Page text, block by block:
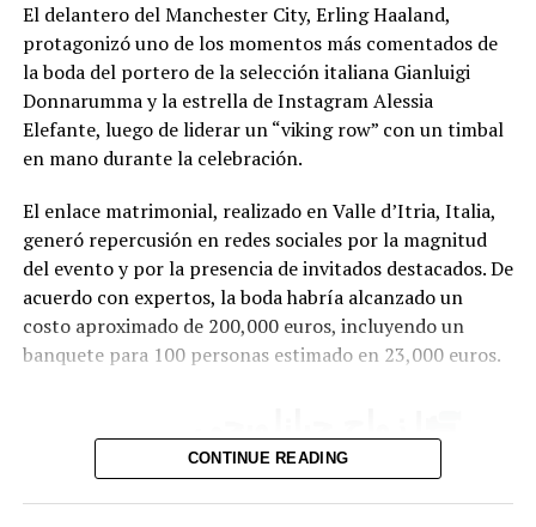
El delantero del Manchester City, Erling Haaland,
protagonizó uno de los momentos más comentados de
la boda del portero de la selección italiana Gianluigi
Donnarumma y la estrella de Instagram Alessia
Elefante, luego de liderar un “viking row” con un timbal
en mano durante la celebración.
El enlace matrimonial, realizado en Valle d’Itria, Italia,
generó repercusión en redes sociales por la magnitud
del evento y por la presencia de invitados destacados. De
acuerdo con expertos, la boda habría alcanzado un
costo aproximado de 200,000 euros, incluyendo un
banquete para 100 personas estimado en 23,000 euros.
دوناروما.
pic.twitter.com/lDJBuhLLl7
CONTINUE READING